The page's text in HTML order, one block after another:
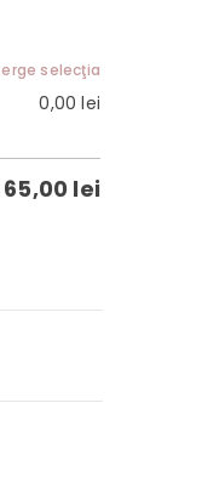
selecţia
0,00lei
65,00 lei